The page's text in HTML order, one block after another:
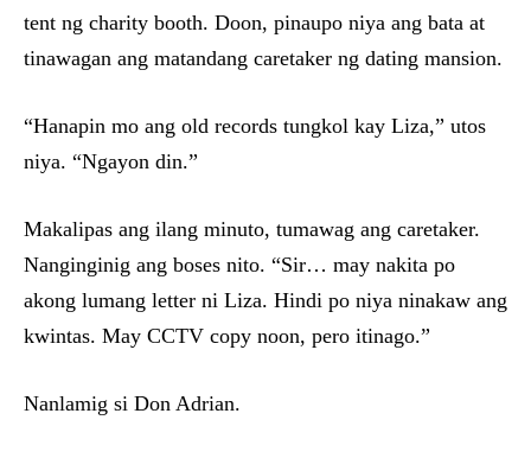
tent ng charity booth. Doon, pinaupo niya ang bata at
tinawagan ang matandang caretaker ng dating mansion.
“Hanapin mo ang old records tungkol kay Liza,” utos
niya. “Ngayon din.”
Makalipas ang ilang minuto, tumawag ang caretaker.
Nanginginig ang boses nito. “Sir… may nakita po
akong lumang letter ni Liza. Hindi po niya ninakaw ang
kwintas. May CCTV copy noon, pero itinago.”
Nanlamig si Don Adrian.